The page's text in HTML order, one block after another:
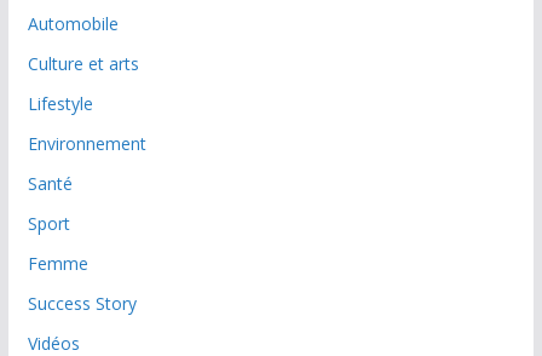
Automobile
Culture et arts
Lifestyle
Environnement
Santé
Sport
Femme
Success Story
Vidéos